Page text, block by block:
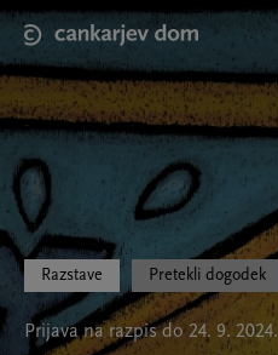
Skip
main
content
Razstave Pretekli dogodek
Prijava na razpis do 24. 9. 2024.